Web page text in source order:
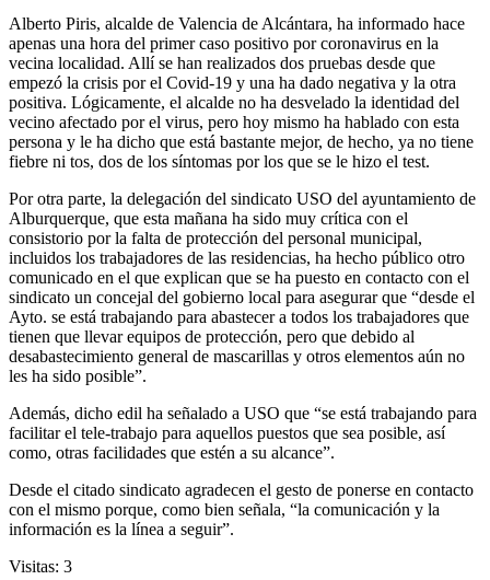
Alberto Piris, alcalde de Valencia de Alcántara, ha informado hace
apenas una hora del primer caso positivo por coronavirus en la
vecina localidad. Allí se han realizados dos pruebas desde que
empezó la crisis por el Covid-19 y una ha dado negativa y la otra
positiva. Lógicamente, el alcalde no ha desvelado la identidad del
vecino afectado por el virus, pero hoy mismo ha hablado con esta
persona y le ha dicho que está bastante mejor, de hecho, ya no tiene
fiebre ni tos, dos de los síntomas por los que se le hizo el test.
Por otra parte, la delegación del sindicato USO del ayuntamiento de
Alburquerque, que esta mañana ha sido muy crítica con el
consistorio por la falta de protección del personal municipal,
incluidos los trabajadores de las residencias, ha hecho público otro
comunicado en el que explican que se ha puesto en contacto con el
sindicato un concejal del gobierno local para asegurar que “desde el
Ayto. se está trabajando para abastecer a todos los trabajadores que
tienen que llevar equipos de protección, pero que debido al
desabastecimiento general de mascarillas y otros elementos aún no
les ha sido posible”.
Además, dicho edil ha señalado a USO que “se está trabajando para
facilitar el tele-trabajo para aquellos puestos que sea posible, así
como, otras facilidades que estén a su alcance”.
Desde el citado sindicato agradecen el gesto de ponerse en contacto
con el mismo porque, como bien señala, “la comunicación y la
información es la línea a seguir”.
Visitas: 3